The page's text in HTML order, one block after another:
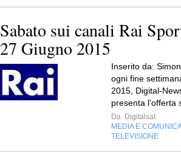
Sabato sui canali Rai
27 Giugno 2015
Inserito da:
ogni fine
2015, Digital-
presenta l'offerta
Da Digitalsat
MEDIA E
TELEVISIONE